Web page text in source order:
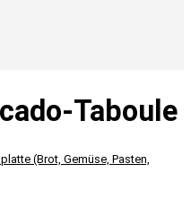
Taboule
(Brot, Gemüse, Pasten,